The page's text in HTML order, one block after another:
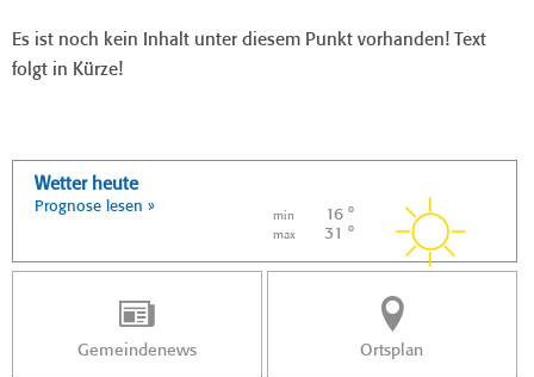
Es ist noch kein Inhalt unter diesem Punkt vorhanden! Text
folgt in Kürze!
Wetter heute
Prognose lesen »
min 16 °
max 31 °
Gemeindenews Ortsplan